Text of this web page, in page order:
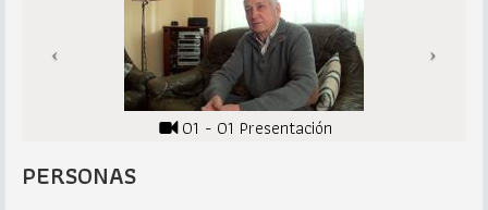
01 - 01 Presentación
PERSONAS